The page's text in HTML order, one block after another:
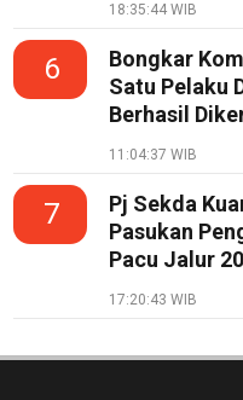
18:35:44 WIB
6
Bongkar
Satu Pelaku
Berhasil
11:04:37 WIB
7
Pj Sekda
Pasukan
Pacu Jalur
17:20:43 WIB